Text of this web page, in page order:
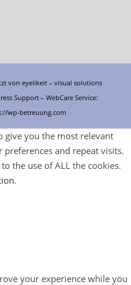
voneyelikeit – visual solutions
Support – WebCare Service:
wp-betreuung.com
give you the most relevant
and repeat visits.
the use of ALL the cookies.
.
your experience while you